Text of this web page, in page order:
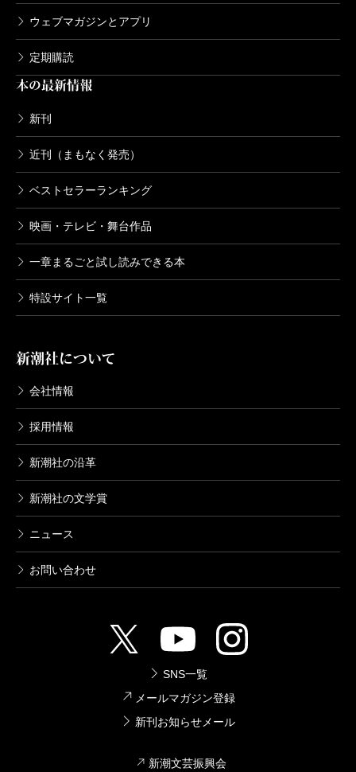
ウェブマガジンとアプリ
定期購読
本の最新情報
新刊
近刊（まもなく発売）
ベストセラーランキング
映画・テレビ・舞台作品
一章まるごと試し読みできる本
特設サイト一覧
新潮社について
会社情報
採用情報
新潮社の沿革
新潮社の文学賞
ニュース
お問い合わせ
SNS一覧
メールマガジン登録
新刊お知らせメール
新潮文芸振興会